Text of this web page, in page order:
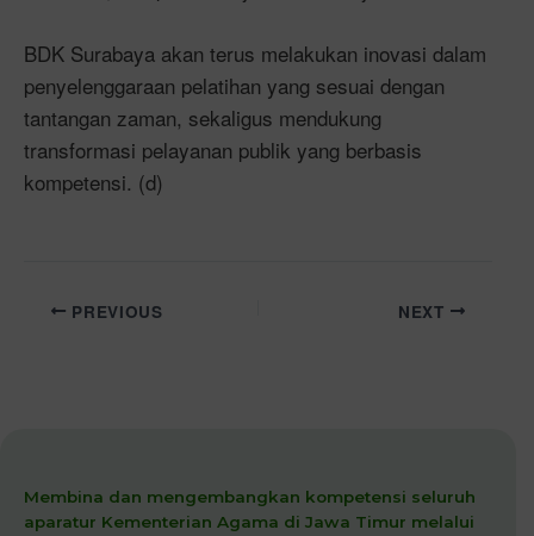
BDK Surabaya akan terus melakukan inovasi dalam
penyelenggaraan pelatihan yang sesuai dengan
tantangan zaman, sekaligus mendukung
transformasi pelayanan publik yang berbasis
kompetensi. (d)
PREVIOUS NEXT
Membina dan mengembangkan kompetensi seluruh
aparatur Kementerian Agama di Jawa Timur melalui